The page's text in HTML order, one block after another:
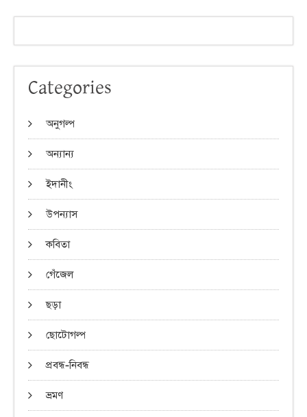
Categories
অনুগল্প
অন্যান্য
ইদানীং
উপন্যাস
কবিতা
গেঁজেল
ছড়া
ছোটোগল্প
প্রবন্ধ-নিবন্ধ
ভ্রমণ